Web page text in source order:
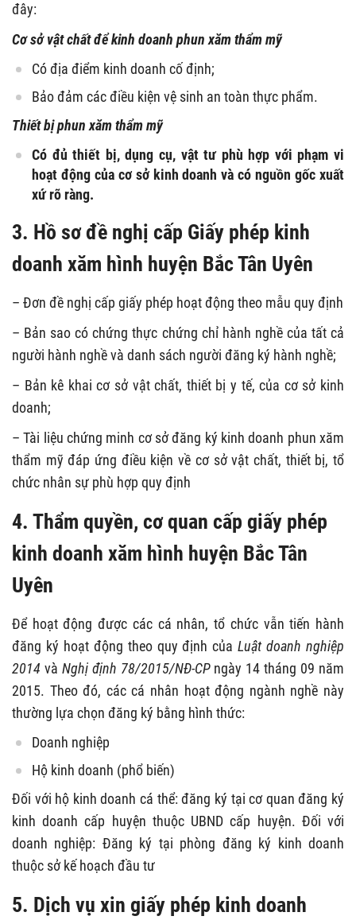
đây:
Cơ sở vật chất để kinh doanh phun xăm thẩm mỹ
Có địa điểm kinh doanh cố định;
Bảo đảm các điều kiện vệ sinh an toàn thực phẩm.
Thiết bị phun xăm thẩm mỹ
Có đủ thiết bị, dụng cụ, vật tư phù hợp với phạm vi
hoạt động của cơ sở kinh doanh và có nguồn gốc xuất
xứ rõ ràng.
3. Hồ sơ đề nghị cấp Giấy phép kinh
doanh xăm hình huyện Bắc Tân Uyên
– Đơn đề nghị cấp giấy phép hoạt động theo mẫu quy định
– Bản sao có chứng thực chứng chỉ hành nghề của tất cả
người hành nghề và danh sách người đăng ký hành nghề;
– Bản kê khai cơ sở vật chất, thiết bị y tế, của cơ sở kinh
doanh;
– Tài liệu chứng minh cơ sở đăng ký kinh doanh phun xăm
thẩm mỹ đáp ứng điều kiện về cơ sở vật chất, thiết bị, tổ
chức nhân sự phù hợp quy định
4. Thẩm quyền, cơ quan cấp giấy phép
kinh doanh xăm hình huyện Bắc Tân
Uyên
Để hoạt động được các cá nhân, tổ chức vẫn tiến hành
đăng ký hoạt động theo quy định củaLuật doanh nghiệp
2014 và Nghị định 78/2015/NĐ-CPngày 14 tháng 09 năm
2015. Theo đó, các cá nhân hoạt động ngành nghề này
thường lựa chọn đăng ký bằng hình thức:
Doanh nghiệp
Hộ kinh doanh (phổ biến)
Đối với hộ kinh doanh cá thể: đăng ký tại cơ quan đăng ký
kinh doanh cấp huyện thuộc UBND cấp huyện. Đối với
doanh nghiệp: Đăng ký tại phòng đăng ký kinh doanh
thuộc sở kế hoạch đầu tư
5. Dịch vụ xin giấy phép kinh doanh